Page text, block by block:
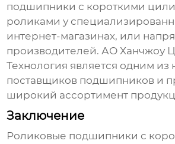
подшипники с короткими
роликами у
интернет-магазинах, или
производителей.АО Ханчжоу
Технология является одним из
поставщиков подшипников и
широкий ассортимент
Заключение
Роликовые подшипники с